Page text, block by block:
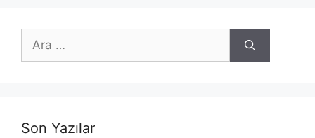
için
Son Yazılar